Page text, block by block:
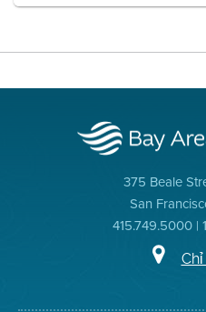
375 Beale
San
415.749.5000 |